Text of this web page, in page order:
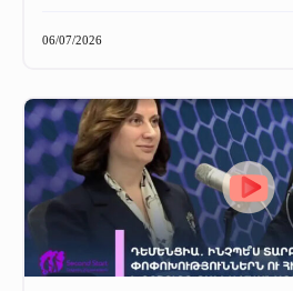
06/07/2026